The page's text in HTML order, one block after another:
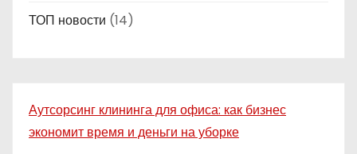
ТОП новости (14)
Аутсорсинг клининга для офиса: как бизнес
экономит время и деньги на уборке